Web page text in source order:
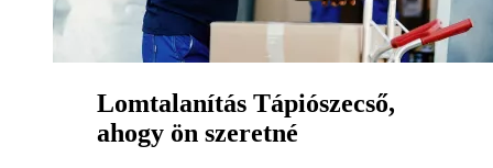
Lomtalanítás Tápiószecső,
ahogy ön szeretné